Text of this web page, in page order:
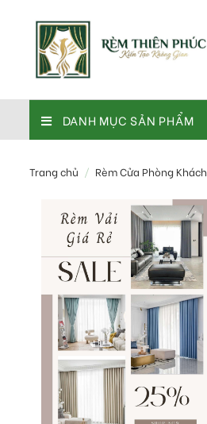
content
DANH MỤC SẢN PHẨM
Trang chủ / Rèm Cửa Phòng Khách